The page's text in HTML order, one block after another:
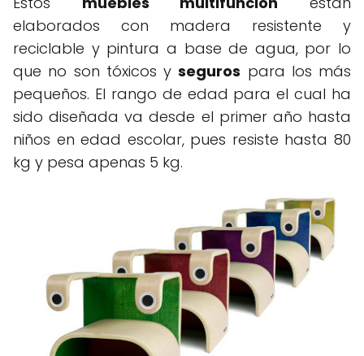
elaborados con madera resistente y
reciclable y pintura a base de agua, por lo
que no son tóxicos yseguros para los más
pequeños. El rango de edad para el cual ha
sido diseñada va desde el primer año hasta
niños en edad escolar, pues resiste hasta 80
kg y pesa apenas 5 kg.